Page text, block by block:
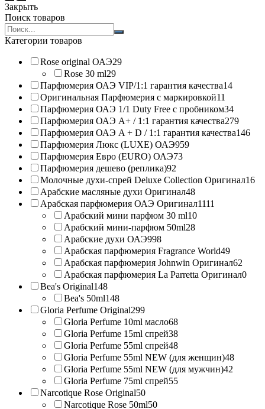
Закрыть
Поиск товаров
Search
products:
Категории товаров
Rose original ОАЭ29
Rose 30 ml29
Парфюмерия ОАЭ VIP/1:1 гарантия качества14
Оригинальная Парфюмерия с маркировкой11
Парфюмерия ОАЭ 1/1 Duty Free с пробником34
Парфюмерия ОАЭ A+ / 1:1 гарантия качества279
Парфюмерия ОАЭ A + D / 1:1 гарантия качества146
Парфюмерия Люкс (LUXE) ОАЭ959
Парфюмерия Евро (EURO) ОАЭ73
Парфюмерия дешево (реплика)92
Молочные духи-спрей Deluxe Collection Оригинал16
Арабские масляные духи Оригинал48
Арабская парфюмерия ОАЭ Оригинал1111
Арабский мини парфюм 30 ml10
Арабский мини-парфюм 50ml28
Арабские духи ОАЭ998
Арабская парфюмерия Fragrance World49
Арабская парфюмерия Johnwin Оригинал62
Арабская парфюмерия La Parretta Оригинал0
Bea's Original148
Bea's 50ml148
Gloria Perfume Original299
Gloria Perfume 10ml масло68
Gloria Perfume 15ml спрей38
Gloria Perfume 55ml спрей48
Gloria Perfume 55ml NEW (для женщин)48
Gloria Perfume 55ml NEW (для мужчин)42
Gloria Perfume 75ml спрей55
Narcotique Rose Original50
Narcotique Rose 50ml50